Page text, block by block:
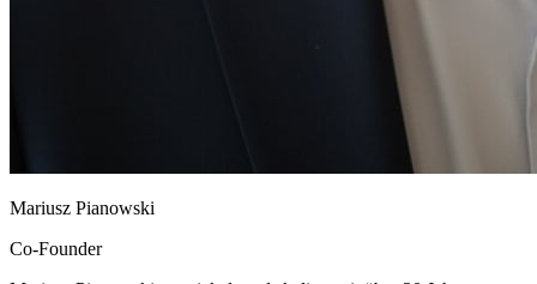
Mariusz Pianowski
Co-Founder